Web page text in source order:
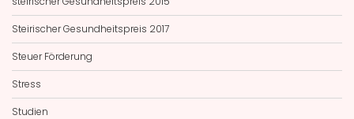
Steirischer Gesundheitspreis 2017
Steuer Förderung
Stress
Studien